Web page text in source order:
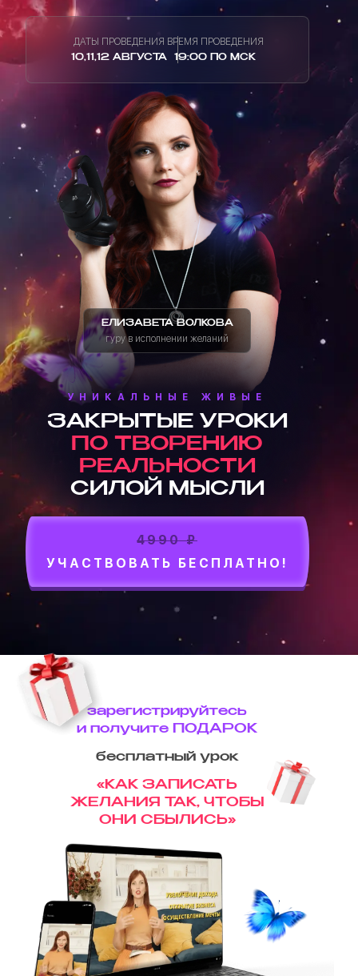
ДАТЫ ПРОВЕДЕНИЯ
10,11,12 АВГУСТА
ВРЕМЯ ПРОВЕДЕНИЯ
19:00 ПО МСК
ЕЛИЗАВЕТА ВОЛКОВА
гуру в исполнении желаний
УНИКАЛЬНЫЕ ЖИВЫЕ
ЗАКРЫТЫЕ УРОКИ
ПО ТВОРЕНИЮ
РЕАЛЬНОСТИ
СИЛОЙ МЫСЛИ
4990 ₽
УЧАСТВОВАТЬ БЕСПЛАТНО!
зарегистрируйтесь
и получите
ПОДАРОК
бесплатный урок
«КАК ЗАПИСАТЬ
ЖЕЛАНИЯ ТАК, ЧТОБЫ
ОНИ СБЫЛИСЬ»